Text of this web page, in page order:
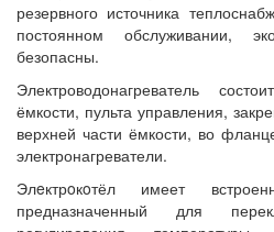
резервного источника
постоянном обслуживании,
безопасны.
Электроводонагреватель
ёмкости, пульта управления,
верхней части ёмкости, во
электронагреватели.
Элeктрoкoтёл имеет
предназначенный для